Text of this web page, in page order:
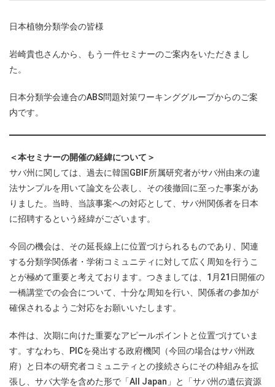
日本植物分類学会の皆様
岩崎貴也さんから、もう一件セミナーのご案内をいただきまし
た。
日本分類学会連合のABS問題対策ワーキンググループからのご案
内です。
＜本セミナーの開催の経緯について＞
サバ州に関しては、過去に韓国GBIF所属研究者がサバ州由来の違
法サンプルを用いて論文を公表し、その後撤回に至った事案があ
りました。当時、当該事案への対応として、サバ州関係者を日本
に招聘するという経緯がございます。
今回の機会は、その延長線上に位置づけられるものであり、関連
する分類学関係者・学術コミュニティに対して広く周知を行うこ
とが極めて重要と考えております。つきましては、1月21日開催の
一橋講堂での会合について、十分な周知を行い、関係者の参加が
確保されるようご対応をお願いいたします。
本件は、次期に向けた重要なアピールポイントと位置づけていま
す。すなわち、PICを発出する政府機関（今回の場合はサバ州政
府）と日本の研究者コミュニティとの接続さらにその枠組みを拡
張し、サバ大学を含めた形で「All Japan」と「サバ州の遺伝資源